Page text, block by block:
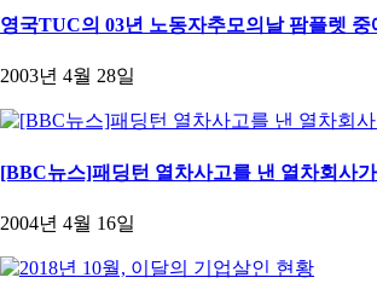
영국TUC의 03년 노동자추모의날 팜플렛 중
2003년 4월 28일
[BBC뉴스]패딩턴 열차사고를 낸 열차회사
2004년 4월 16일